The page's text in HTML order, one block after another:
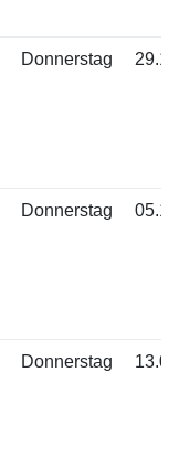
Donnerstag
Donnerstag
Donnerstag